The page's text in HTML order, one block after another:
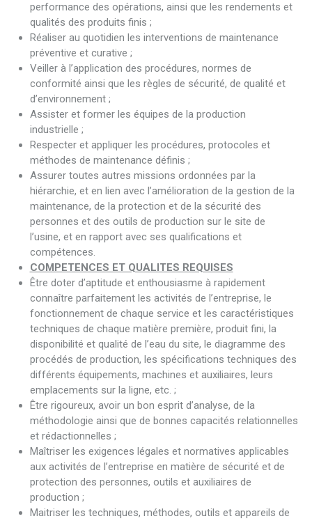
performance des opérations, ainsi que les rendements et
qualités des produits finis ;
Réaliser au quotidien les interventions de maintenance
préventive et curative ;
Veiller à l’application des procédures, normes de
conformité ainsi que les règles de sécurité, de qualité et
d’environnement ;
Assister et former les équipes de la production
industrielle ;
Respecter et appliquer les procédures, protocoles et
méthodes de maintenance définis ;
Assurer toutes autres missions ordonnées par la
hiérarchie, et en lien avec l’amélioration de la gestion de la
maintenance, de la protection et de la sécurité des
personnes et des outils de production sur le site de
l’usine, et en rapport avec ses qualifications et
compétences.
COMPETENCES ET QUALITES REQUISES
Être doter d’aptitude et enthousiasme à rapidement
connaître parfaitement les activités de l’entreprise, le
fonctionnement de chaque service et les caractéristiques
techniques de chaque matière première, produit fini, la
disponibilité et qualité de l’eau du site, le diagramme des
procédés de production, les spécifications techniques des
différents équipements, machines et auxiliaires, leurs
emplacements sur la ligne, etc. ;
Être rigoureux, avoir un bon esprit d’analyse, de la
méthodologie ainsi que de bonnes capacités relationnelles
et rédactionnelles ;
Maîtriser les exigences légales et normatives applicables
aux activités de l’entreprise en matière de sécurité et de
protection des personnes, outils et auxiliaires de
production ;
Maitriser les techniques, méthodes, outils et appareils de